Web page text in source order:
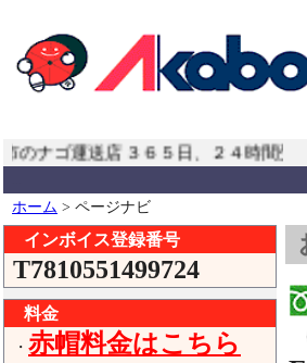
ゴ運送店３６５日、２４時間受付
ホーム > ページナビ
インボイス登録番号
T7810551499724
料金
・ 赤帽料金はこちら